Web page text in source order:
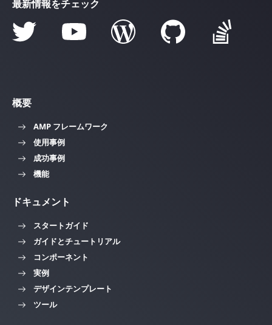
最新情報をチェック
概要
AMP フレームワーク
使用事例
成功事例
機能
ドキュメント
スタートガイド
ガイドとチュートリアル
コンポーネント
実例
デザインテンプレート
ツール